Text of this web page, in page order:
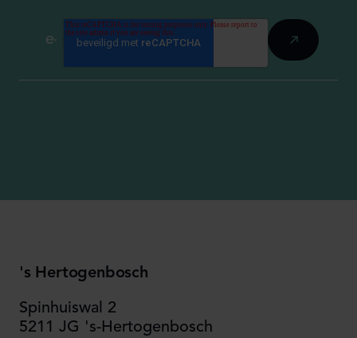
's Hertogenbosch
Spinhuiswal 2
5211 JG 's-Hertogenbosch